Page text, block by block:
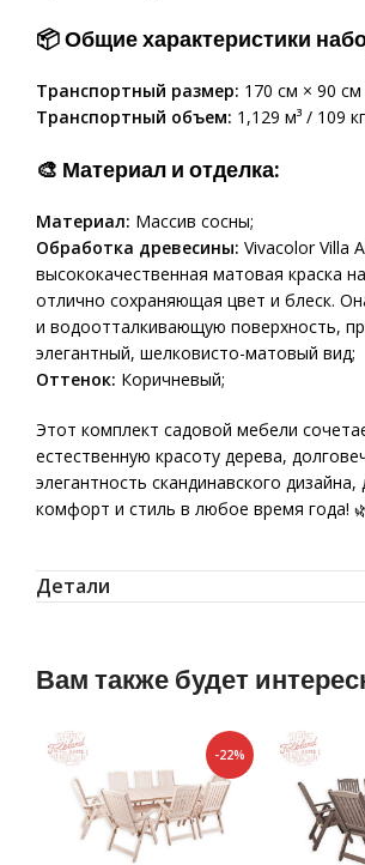
📦Общие характеристики
Транспортный размер: 170 см × 90
Транспортный объем: 1,129 м³ / 109
🎨 Материал и отделка:
Материал: Массив сосны;
Обработка древесины: Vivacolor Villa
высококачественная матовая краска
отлично сохраняющая цвет и блеск.
и водоотталкивающую поверхность,
элегантный, шелковисто-матовый вид;
Оттенок: Коричневый;
Этот комплект садовой мебели
естественную красоту дерева,
элегантность скандинавского дизайна,
комфорт и стиль в любое время года!
Детали
Вам также будет
-22%